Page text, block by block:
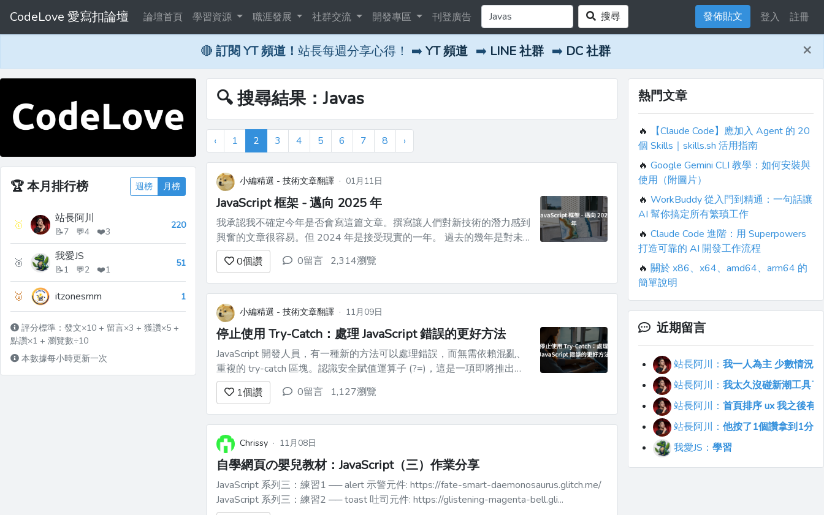
CodeLove 愛寫扣論壇 論壇首頁 學習資源 職涯發展 社群交流 開發專區 刊登廣告 搜尋 發佈貼文 登入 註冊
🔴 訂閱 YT 頻道！ 站長每週分享心得！ ➡️ YT 頻道 ➡️ LINE 社群 ➡️ DC 社群 ×
🏆本月排行榜 週榜 月榜
🥇 站長阿川
📝7 💬4 ❤️3
220
🥈 我愛JS
📝1 💬2 ❤️1
51
🥉 itzonesmm 1
評分標準：發文×10 + 留言×3 + 獲讚×5 +
點讚×1 + 瀏覽數÷10
本數據每小時更新一次
🔍 搜尋結果：Javas
‹ 1 2 3 4 5 6 7 8 ›
小編精選 - 技術文章翻譯 · 01月11日
JavaScript 框架 - 邁向 2025 年
我承認我不確定今年是否會寫這篇文章。撰寫讓人們對新技術的潛力感到
興奮的文章很容易。但 2024 年是接受現實的一年。 過去的幾年是對未
知事物的探索。我們興奮地進入了今年。終於到了對這些進步進行改進的
時候了。他們有。但有一點是非常清楚的： > 對簡單性的追求並沒有讓
Web 開發變得更簡單...
0個讚 0留言 2,314瀏覽
小編精選 - 技術文章翻譯 · 11月09日
停止使用 Try-Catch：處理 JavaScript 錯誤的更好方法
JavaScript 開發人員，有一種新的方法可以處理錯誤，而無需依賴混亂、
重複的 try-catch 區塊。認識安全賦值運算子 (?=)，這是一項即將推出的
功能，有望使 JavaScript 中的錯誤處理更簡單、更清晰、更易於管理。讓
1個讚 0留言 1,127瀏覽
Chrissy · 11月08日
自學網頁の嬰兒教材：JavaScript（三）作業分享
JavaScript 系列三：練習1 ── alert 示警元件: https://fate-smart-daemonosaurus.glitch.me/
JavaScript 系列三：練習2 ── toast 吐司元件: https://glistening-magenta-bell.gli...
熱門文章
🔥
【Claude Code】應加入 Agent 的 20
個 Skills｜skills.sh 活用指南
🔥 Google Gemini CLI 教學：如何安裝與
使用（附圖片）
🔥 WorkBuddy 從入門到精通：一句話讓
AI 幫你搞定所有繁瑣工作
🔥 Claude Code 進階：用 Superpowers
打造可靠的 AI 開發工作流程
🔥 關於 x86、x64、amd64、arm64 的
簡單說明
近期留言
站長阿川： 我一人為主 少數情況
站長阿川： 我太久沒碰新潮工具了
站長阿川： 首頁排序 ux 我之後有
站長阿川： 他按了1個讚拿到1分
我愛JS： 學習